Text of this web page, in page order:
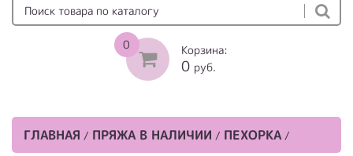
0 Корзина:
0 руб.
ГЛАВНАЯ / ПРЯЖА В НАЛИЧИИ / ПЕХОРКА /